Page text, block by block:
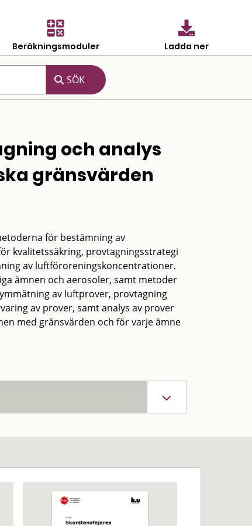
Beräkningsmoduler Ladda ner
och analys
gränsvärden
för bestämning av
kvalitetssäkring, provtagningsstrategi
av luftföroreningskoncentrationer.
ämnen och aerosoler, samt metoder
av luftprover, provtagning
av prover, samt analys av prover
med gränsvärden och för varje ämne